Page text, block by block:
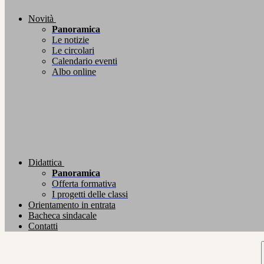
Novità
Panoramica
Le notizie
Le circolari
Calendario eventi
Albo online
Didattica
Panoramica
Offerta formativa
I progetti delle classi
Orientamento in entrata
Bacheca sindacale
Contatti